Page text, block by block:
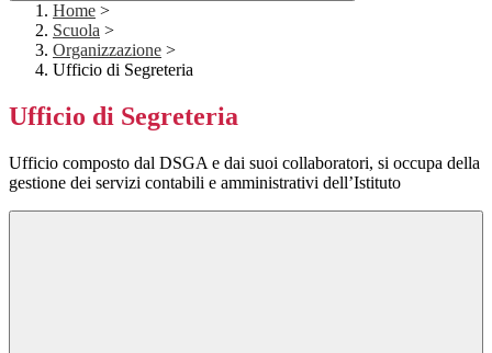
Home >
Scuola >
Organizzazione >
Ufficio di Segreteria
Ufficio di Segreteria
Ufficio composto dal DSGA e dai suoi collaboratori, si occupa della
gestione dei servizi contabili e amministrativi dell’Istituto